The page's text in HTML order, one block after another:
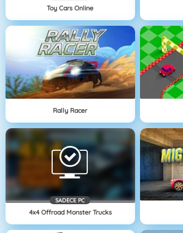
Toy Cars Online
Rally Racer
SADECE PC
4x4 Offroad Monster Trucks